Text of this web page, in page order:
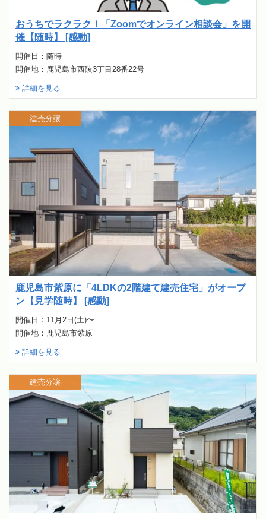
おうちでラクラク！「Zoomでオンライン相談会」を開
催【随時】 [感動]
開催日：随時
開催地：鹿児島市西陵3丁目28番22号
詳細を見る
鹿児島市紫原に「4LDKの2階建て建売住宅」がオープ
ン【見学随時】 [感動]
開催日：11月2日(土)〜
開催地：鹿児島市紫原
詳細を見る
建売分譲
建売分譲